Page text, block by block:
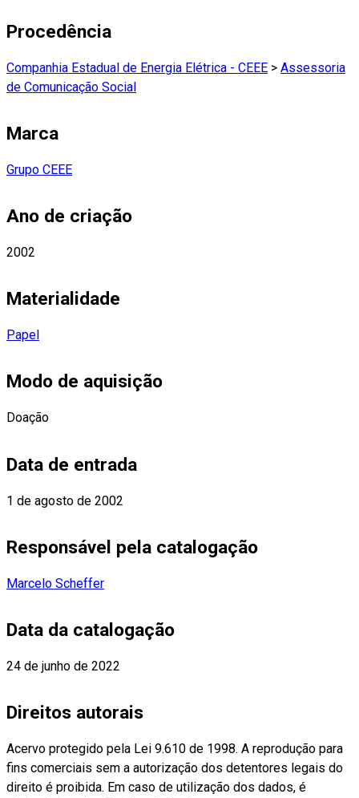
Procedência
Companhia Estadual de Energia Elétrica - CEEE > Assessoria
de Comunicação Social
Marca
Grupo CEEE
Ano de criação
2002
Materialidade
Papel
Modo de aquisição
Doação
Data de entrada
1 de agosto de 2002
Responsável pela catalogação
Marcelo Scheffer
Data da catalogação
24 de junho de 2022
Direitos autorais
Acervo protegido pela Lei 9.610 de 1998. A reprodução para
fins comerciais sem a autorização dos detentores legais do
direito é proibida. Em caso de utilização dos dados, é